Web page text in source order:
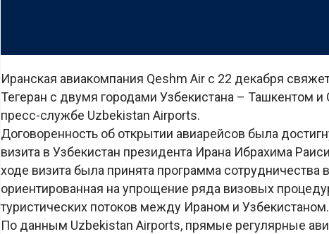
Иранская авиакомпания Qeshm Air с 22 декабря
Тегеран с двумя городами Узбекистана – Ташкентом
пресс-службе Uzbekistan Airports.
Договоренность об открытии авиарейсов была
визита в Узбекистан президента Ирана Ибрахима
ходе визита была принята программа сотрудничества
ориентированная на упрощение ряда визовых
туристических потоков между Ираном и Узбекистаном.
По данным Uzbekistan Airports, прямые регулярные